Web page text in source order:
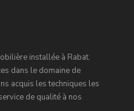
installée à Rabat.
dans le domaine de
acquis les techniques les
de qualité à nos